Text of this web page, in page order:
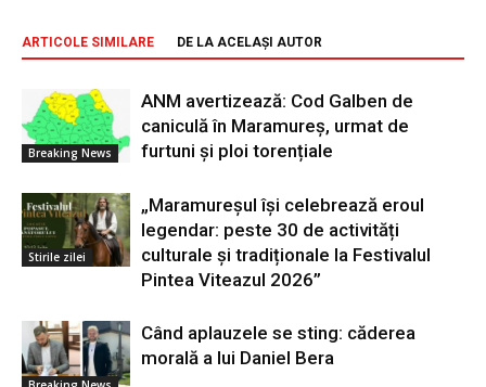
ARTICOLE SIMILARE DE LA ACELAȘI AUTOR
Breaking News
ANM avertizează: Cod Galben de
caniculă în Maramureș, urmat de
furtuni și ploi torențiale
Stirile zilei
„Maramureșul își celebrează eroul
legendar: peste 30 de activități
culturale și tradiționale la Festivalul
Pintea Viteazul 2026”
Când aplauzele se sting: căderea
morală a lui Daniel Bera